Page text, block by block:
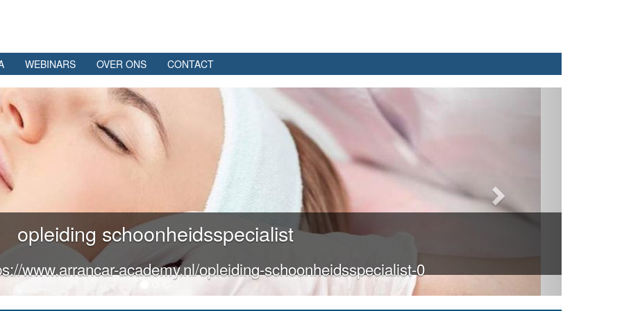
WEBINARS OVER ONS CONTACT
opleiding schoonheidsspecialist
www.arrancar-academy.nl/opleiding-schoonheidsspecialist-0